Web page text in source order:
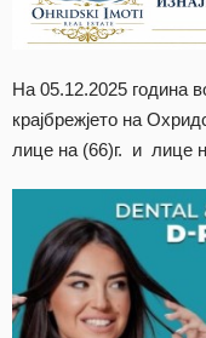
На 05.12.2025 година
крајбрежјето на
лице на (66)г. и лице